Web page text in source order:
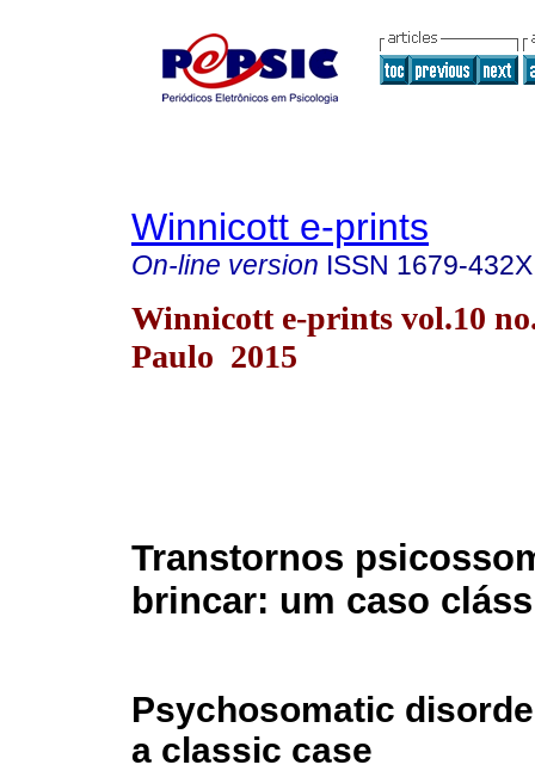
Winnicott e-prints
On-line version ISSN 1679-432X
Winnicott e-prints vol.10
Paulo 2015
Transtornos
brincar: um caso
Psychosomatic
a classic case